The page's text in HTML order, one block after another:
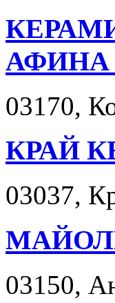
АФИНА
03170,
КРАЙ
03037,
03150,